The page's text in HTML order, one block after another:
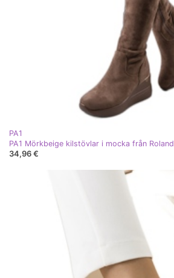
PA1
PA1 Mörkbeige kilstövlar i mocka från Roland
34,96 €